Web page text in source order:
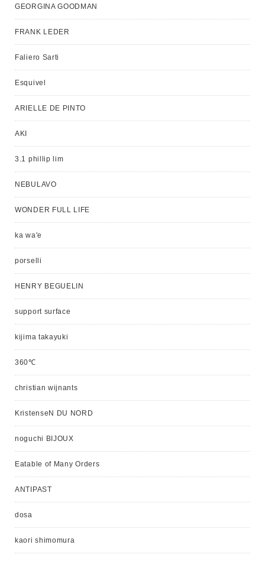
GEORGINA GOODMAN
FRANK LEDER
Faliero Sarti
Esquivel
ARIELLE DE PINTO
AKI
3.1 phillip lim
NEBULAVO
WONDER FULL LIFE
ka wa'e
porselli
HENRY BEGUELIN
support surface
kijima takayuki
360℃
christian wijnants
KristenseN DU NORD
noguchi BIJOUX
Eatable of Many Orders
ANTIPAST
dosa
kaori shimomura